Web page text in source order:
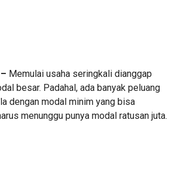
Memulai usaha seringkali dianggap
besar. Padahal, ada banyak peluang
dengan modal minim yang bisa
menunggu punya modal ratusan juta.